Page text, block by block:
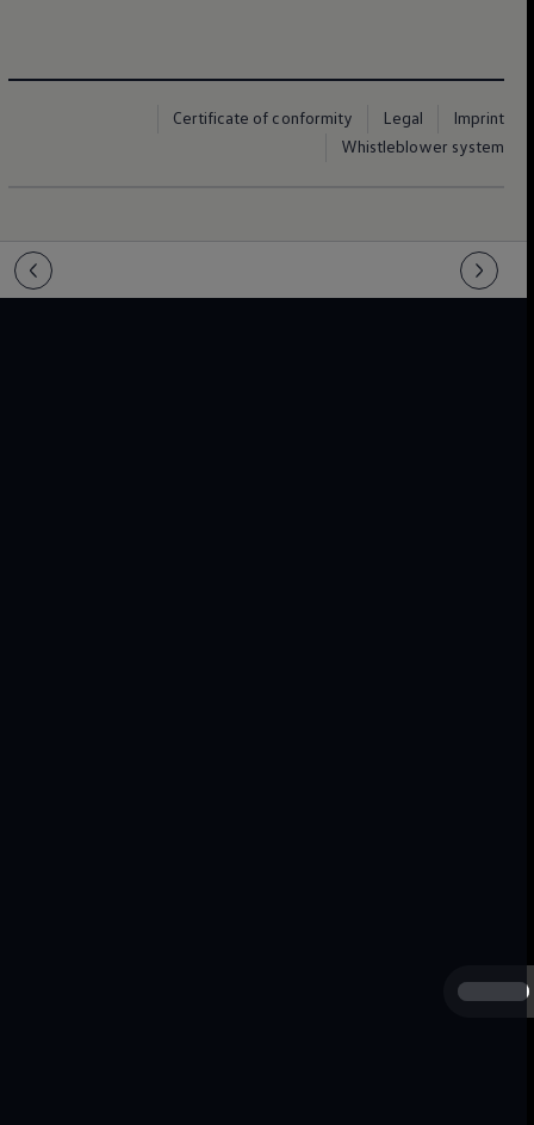
Imprint
Legal
Certificate of conformity
Whistleblower system